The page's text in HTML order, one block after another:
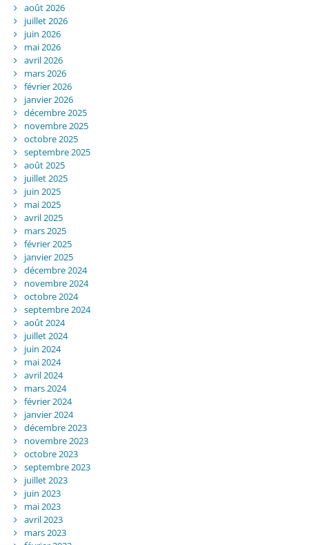
août 2026
juillet 2026
juin 2026
mai 2026
avril 2026
mars 2026
février 2026
janvier 2026
décembre 2025
novembre 2025
octobre 2025
septembre 2025
août 2025
juillet 2025
juin 2025
mai 2025
avril 2025
mars 2025
février 2025
janvier 2025
décembre 2024
novembre 2024
octobre 2024
septembre 2024
août 2024
juillet 2024
juin 2024
mai 2024
avril 2024
mars 2024
février 2024
janvier 2024
décembre 2023
novembre 2023
octobre 2023
septembre 2023
juillet 2023
juin 2023
mai 2023
avril 2023
mars 2023